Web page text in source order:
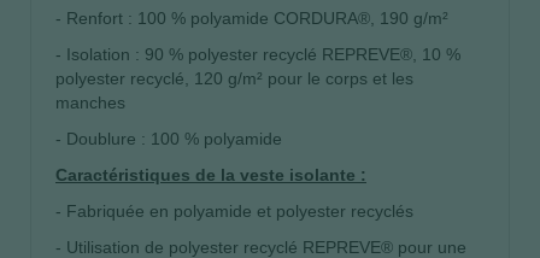
- Renfort : 100 % polyamide CORDURA®, 190 g/m²
- Isolation : 90 % polyester recyclé REPREVE®, 10 %
polyester recyclé, 120 g/m² pour le corps et les
manches
- Doublure : 100 % polyamide
Caractéristiques de la veste isolante :
- Fabriquée en polyamide et polyester recyclés
- Utilisation de polyester recyclé REPREVE® pour une